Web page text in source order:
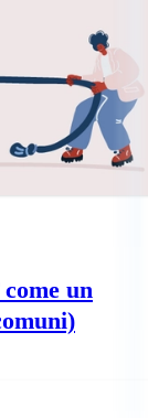
un